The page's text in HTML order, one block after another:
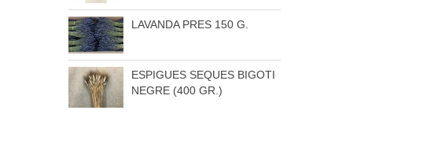
LAVANDA PRES 150 G.
ESPIGUES SEQUES BIGOTI
NEGRE (400 GR.)